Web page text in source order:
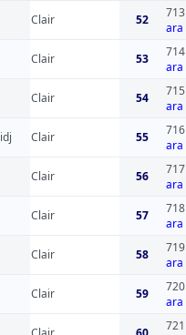
Clair 52
713
ara
Clair 53
714
ara
Clair 54
715
ara
Clair 55
716
ara
Clair 56
717
ara
Clair 57
718
ara
Clair 58
719
ara
Clair 59
720
ara
721